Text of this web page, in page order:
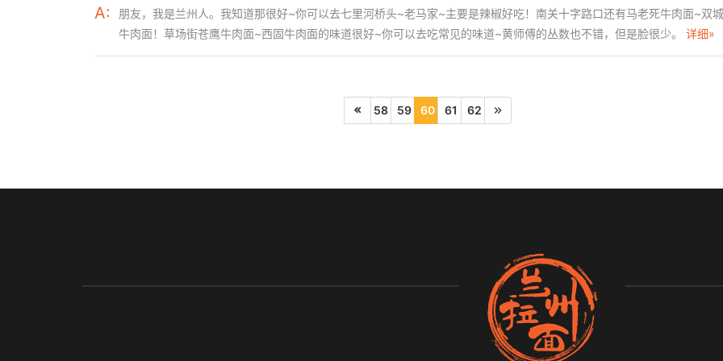
A:
朋友，我是兰州人。我知道那很好~你可以去七里河桥头~老马家~主要是辣椒好吃！南关十字路口还有马老死牛肉面~双
牛肉面！草场街苍鹰牛肉面~西固牛肉面的味道很好~你可以去吃常见的味道~黄师傅的丛数也不错，但是脸很少。 详细»
58 59 60 61 62